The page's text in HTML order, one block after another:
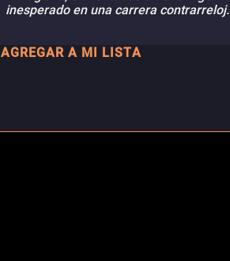
inesperado en una carrera contrarreloj.
AGREGAR A MI LISTA